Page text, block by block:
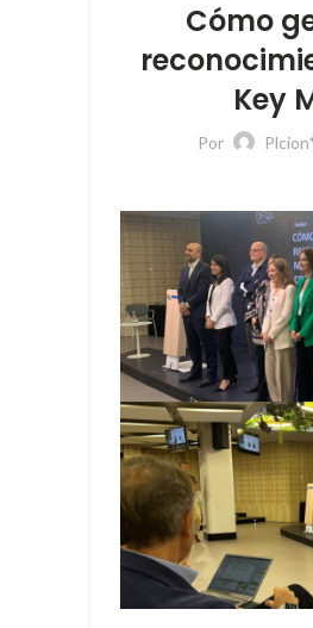
Cómo
Key
Por